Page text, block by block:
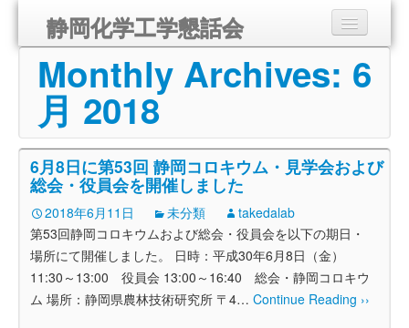
静岡化学工学懇話会
静岡化学工学懇話会とは
講演会のご案内
組織
入会のご案内
会報
リンク
Monthly Archives: 6
月 2018
6月8日に第53回 静岡コロキウム・見学会および
総会・役員会を開催しました
2018年6月11日 未分類
takedalab
第53回静岡コロキウムおよび総会・役員会を以下の期日・
場所にて開催しました。 日時：平成30年6月8日（金）
11:30～13:00 役員会 13:00～16:40 総会・静岡コロキウ
ム 場所：静岡県農林技術研究所 〒4… Continue Reading ››